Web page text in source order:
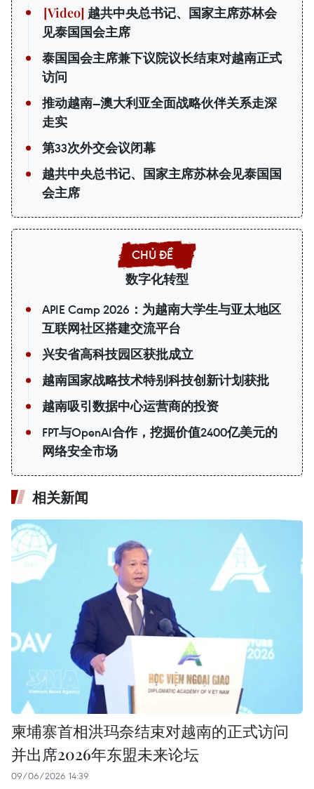
越共中央总书记、国家主席苏林会
见泰国国会主席
泰国国会主席兼下议院议长结束对越南正式
访问
推动越南—澳大利亚全面战略伙伴关系走深
走实
第33次外交会议闭幕
越共中央总书记、国家主席苏林会见泰国国
会主席
数字化转型
APIE Camp 2026：为越南大学生与亚太地区
互联网社区搭建交流平台
兴安省高科技园区获批成立
越南国家战略技术特别科技创新计划获批
越南吸引数据中心运营商的投资
FPT与OpenAI合作，挖掘价值2400亿美元的
网络安全市场
相关新闻
柬埔寨首相洪玛奈结束对越南的正式访问
并出席2026年东盟未来论坛
09/06/2026 14:39